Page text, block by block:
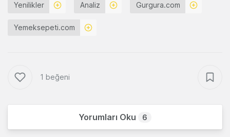
Yenilikler Analiz Gurgura.com
Yemeksepeti.com
1 beğeni
Yorumları Oku 6